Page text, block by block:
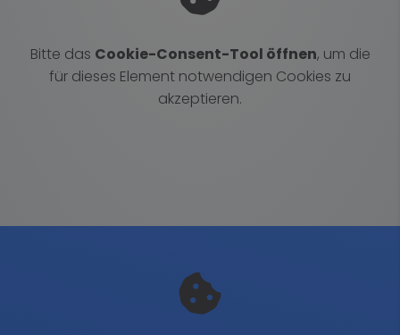
Bitte das Cookie-Consent-Tool öffnen, um die
für dieses Element notwendigen Cookies zu
akzeptieren.